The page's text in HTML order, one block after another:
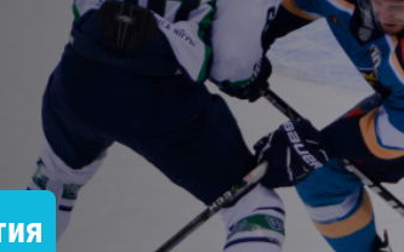
Локомотив
Северсталь
Амур
Барыс